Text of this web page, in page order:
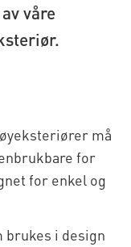
våre
må
for
for enkel og
brukes i design